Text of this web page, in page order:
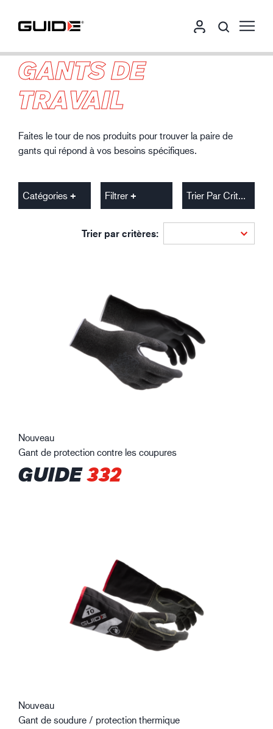
GANTS DE
TRAVAIL
Faites le tour de nos produits pour trouver la paire de
gants qui répond à vos besoins spécifiques.
Catégories Filtrer Trier Par Critères
Trier par critères:
Nouveau
Gant de protection contre les coupures
GUIDE332
Nouveau
Gant de soudure / protection thermique